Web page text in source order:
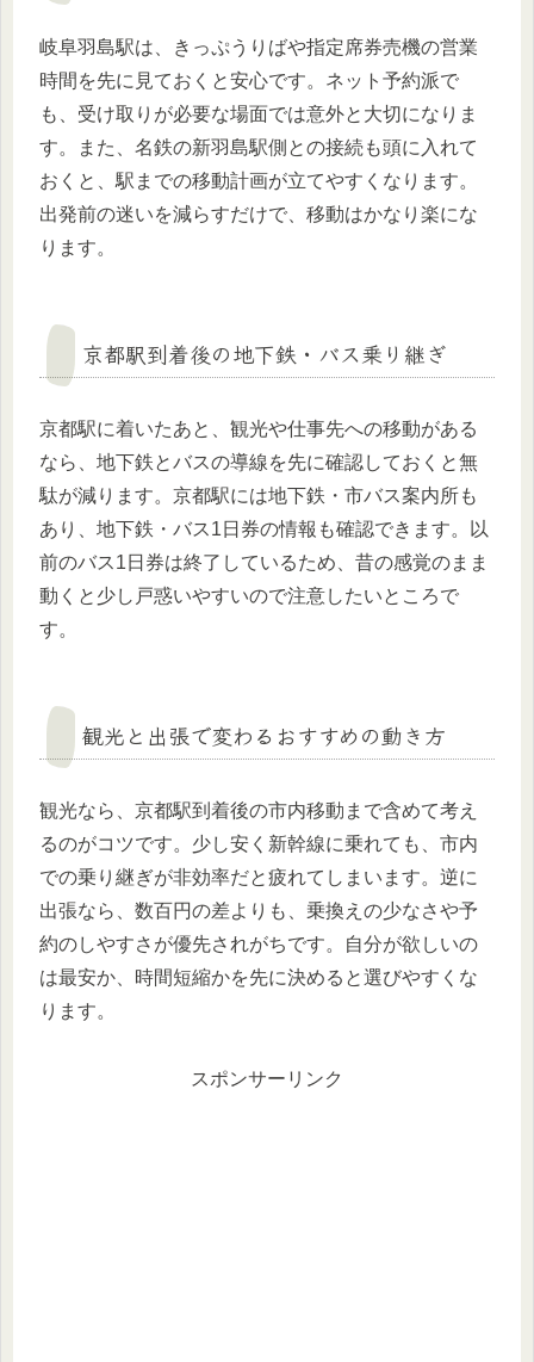
岐阜羽島駅は、きっぷうりばや指定席券売機の営業
時間を先に見ておくと安心です。ネット予約派で
も、受け取りが必要な場面では意外と大切になりま
す。また、名鉄の新羽島駅側との接続も頭に入れて
おくと、駅までの移動計画が立てやすくなります。
出発前の迷いを減らすだけで、移動はかなり楽にな
ります。
京都駅到着後の地下鉄・バス乗り継ぎ
京都駅に着いたあと、観光や仕事先への移動がある
なら、地下鉄とバスの導線を先に確認しておくと無
駄が減ります。京都駅には地下鉄・市バス案内所も
あり、地下鉄・バス1日券の情報も確認できます。以
前のバス1日券は終了しているため、昔の感覚のまま
動くと少し戸惑いやすいので注意したいところで
す。
観光と出張で変わるおすすめの動き方
観光なら、京都駅到着後の市内移動まで含めて考え
るのがコツです。少し安く新幹線に乗れても、市内
での乗り継ぎが非効率だと疲れてしまいます。逆に
出張なら、数百円の差よりも、乗換えの少なさや予
約のしやすさが優先されがちです。自分が欲しいの
は最安か、時間短縮かを先に決めると選びやすくな
ります。
スポンサーリンク